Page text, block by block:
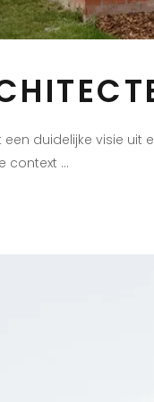
een duidelijke visie
context